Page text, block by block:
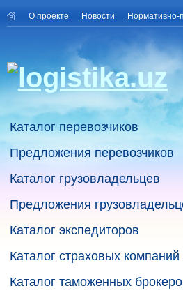
О проекте Новости Нормативно-
Каталог перевозчиков
Предложения перевозчиков
Каталог грузовладельцев
Предложения
Каталог экспедиторов
Каталог страховых компаний
Каталог таможенных